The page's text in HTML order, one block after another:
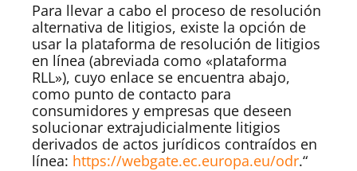
Para llevar a cabo el proceso de resolución
alternativa de litigios, existe la opción de
usar la plataforma de resolución de litigios
en línea (abreviada como «plataforma
RLL»), cuyo enlace se encuentra abajo,
como punto de contacto para
consumidores y empresas que deseen
solucionar extrajudicialmente litigios
derivados de actos jurídicos contraídos en
línea: https://webgate.ec.europa.eu/odr.“